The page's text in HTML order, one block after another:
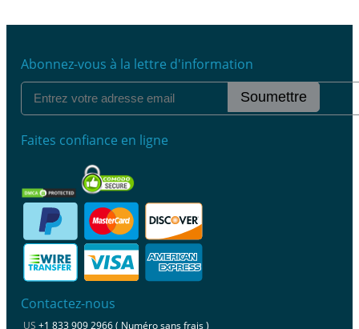
Abonnez-vous à la lettre d'information
Soumettre
Faites confiance en ligne
Contactez-nous
US +1 833 909 2966 ( Numéro sans frais )